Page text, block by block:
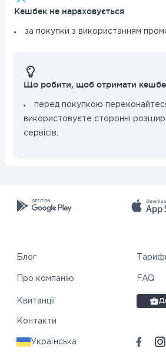
Кешбек не нараховується
за покупки з використанням
Що робити, щоб отримати
перед покупкою
використовуєте сторонні
сервісів.
Блог
Про компанію
Квитанції
FAQ
Контакти
Українська